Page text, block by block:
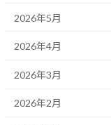
2026年5月
2026年4月
2026年3月
2026年2月